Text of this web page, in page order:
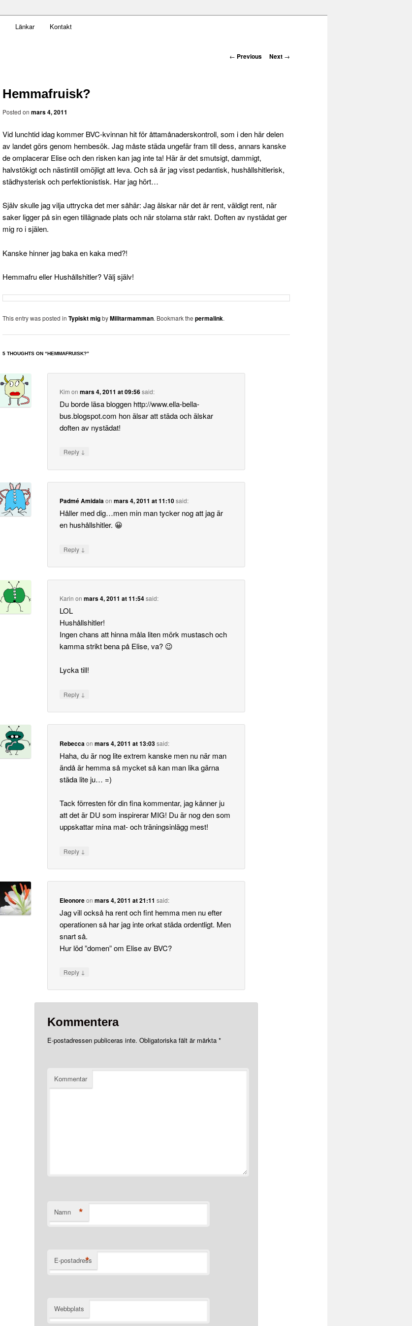
Länkar Kontakt
Post navigation
← Previous Next →
Hemmafruisk?
Posted on mars 4, 2011
Vid lunchtid idag kommer BVC-kvinnan hit för åttamånaderskontroll, som i den här delen
av landet görs genom hembesök. Jag måste städa ungefär fram till dess, annars kanske
de omplacerar Elise och den risken kan jag inte ta! Här är det smutsigt, dammigt,
halvstökigt och nästintill omöjligt att leva. Och så är jag visst pedantisk, hushållshitlerisk,
städhysterisk och perfektionistisk. Har jag hört…
Själv skulle jag vilja uttrycka det mer såhär: Jag älskar när det är rent, väldigt rent, när
saker ligger på sin egen tillägnade plats och när stolarna står rakt. Doften av nystädat ger
mig ro i själen.
Kanske hinner jag baka en kaka med?!
Hemmafru eller Hushållshitler? Välj själv!
This entry was posted in Typiskt migbyMilitarmamman. Bookmark the permalink.
5 THOUGHTS ON “HEMMAFRUISK?”
Kim onmars 4, 2011 at 09:56said:
Du borde läsa bloggen http://www.ella-bella-
bus.blogspot.com hon älsar att städa och älskar
doften av nystädat!
Reply ↓
Padmé Amidalaonmars 4, 2011 at 11:10said:
Håller med dig…men min man tycker nog att jag är
en hushållshitler. 😀
Reply ↓
Karin onmars 4, 2011 at 11:54said:
LOL
Hushållshitler!
Ingen chans att hinna måla liten mörk mustasch och
kamma strikt bena på Elise, va? 😉
Lycka till!
Reply ↓
Rebeccaonmars 4, 2011 at 13:03said:
Haha, du är nog lite extrem kanske men nu när man
ändå är hemma så mycket så kan man lika gärna
städa lite ju… =)
Tack förresten för din fina kommentar, jag känner ju
att det är DU som inspirerar MIG! Du är nog den som
uppskattar mina mat- och träningsinlägg mest!
Reply ↓
Eleonoreonmars 4, 2011 at 21:11 said:
Jag vill också ha rent och fint hemma men nu efter
operationen så har jag inte orkat städa ordentligt. Men
snart så.
Hur löd ”domen” om Elise av BVC?
Reply ↓
Kommentera
E-postadressen publiceras inte. Obligatoriska fält är märkta *
Kommentar
Namn *
E-postadress
*
Webbplats